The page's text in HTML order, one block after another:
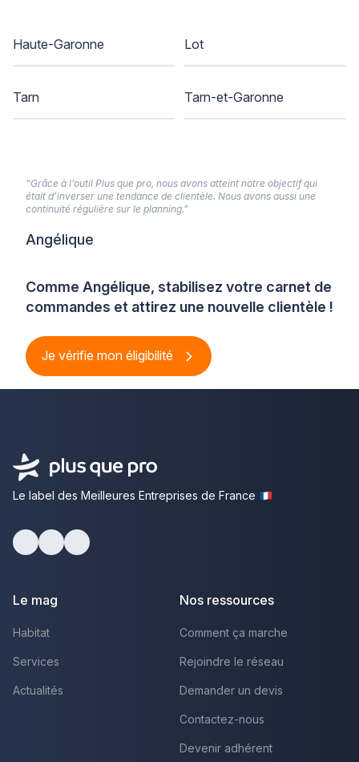
Haute-Garonne Lot
Tarn Tarn-et-Garonne
Comme Angélique, stabilisez votre carnet de
commandes et attirez une nouvelle clientèle !
Je vérifie mon éligibilité
“Grâce à l’outil Plus que pro, nous avons atteint notre objectif qui
était d’inverser une tendance de clientèle. Nous avons aussi une
continuité régulière sur le planning.”
Angélique
Le label des Meilleures Entreprises de France
Le mag
Habitat
Services
Actualités
Nos ressources
Comment ça marche
Rejoindre le réseau
Demander un devis
Contactez-nous
Devenir adhérent